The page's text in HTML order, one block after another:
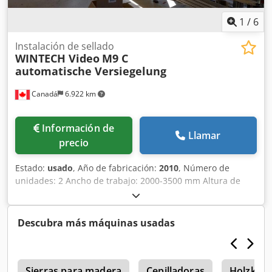
7.500 x 2.000 x 1.850 mm Peso: 4.000 kg
1 / 6
Canadá 6.922 km
Instalación de sellado
WINTECH Video M9 C
automatische Versiegelung
Información de
precio
Llamar
Estado: usado, Año de fabricación: 2010, Número de
unidades: 2 Ancho de trabajo: 2000-3500 mm Altura de
trabajo: 2450-3200 mm Máquina de sellado Wintech M9Cb
Sistema de sellado automático para ventanas y puertas de
madera con 2 unidades de trabajo. Consulte el documento
PDF para obtener una descripción detallada. Dsdpfozmy
Ifjx Aiqock ----- Descripción técnica del fabricante: Sistema
de sellado robotizado M9Cb La máquina consta de una
Descubra más máquinas usadas